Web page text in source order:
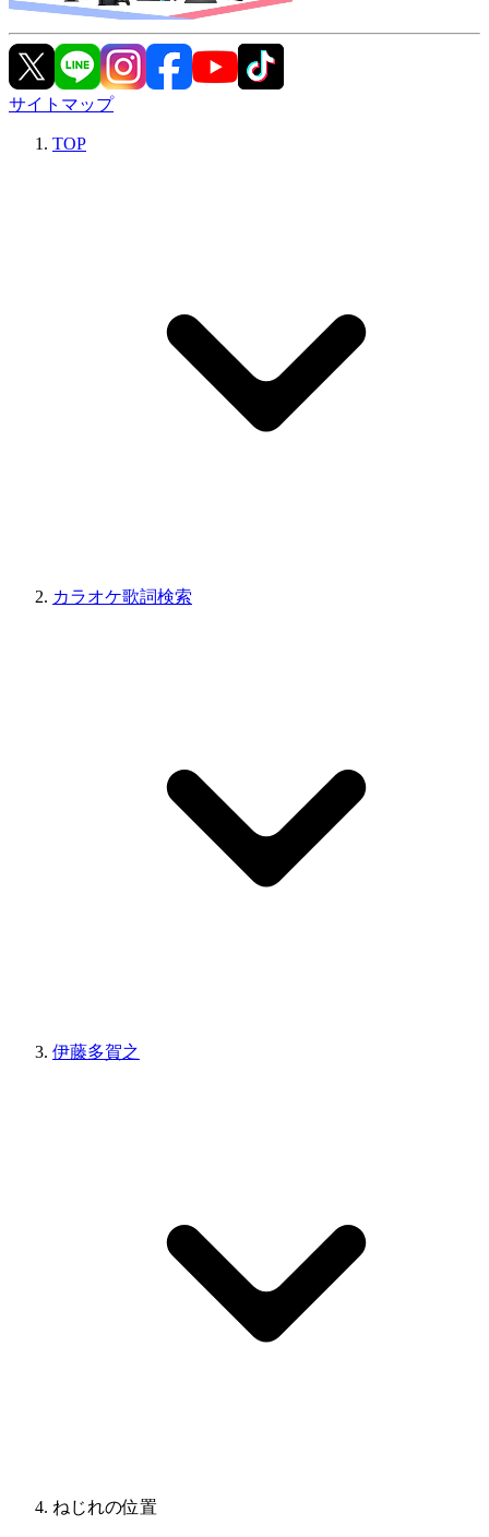
サイトマップ
TOP
カラオケ歌詞検索
伊藤多賀之
ねじれの位置